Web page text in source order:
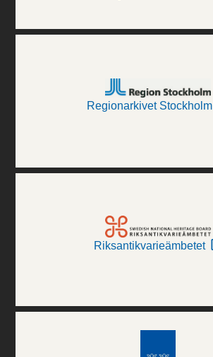
Regionarkivet Stockholm
Riksantikvarieämbetet